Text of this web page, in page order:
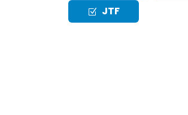
JTF